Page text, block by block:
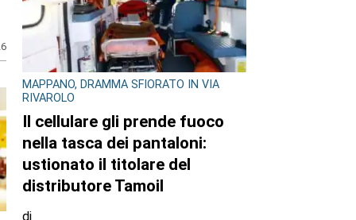
MAPPANO, DRAMMA SFIORATO IN VIA
RIVAROLO
Il cellulare gli prende fuoco
nella tasca dei pantaloni:
ustionato il titolare del
distributore Tamoil
di